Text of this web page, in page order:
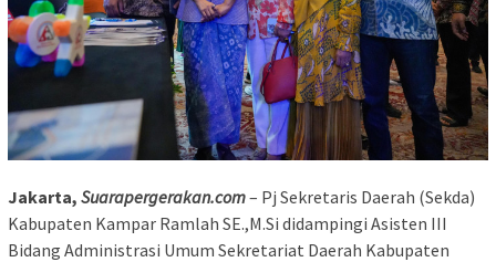
Jakarta, Suarapergerakan.com– Pj Sekretaris Daerah (Sekda)
Kabupaten Kampar Ramlah SE.,M.Si didampingi Asisten III
Bidang Administrasi Umum Sekretariat Daerah Kabupaten